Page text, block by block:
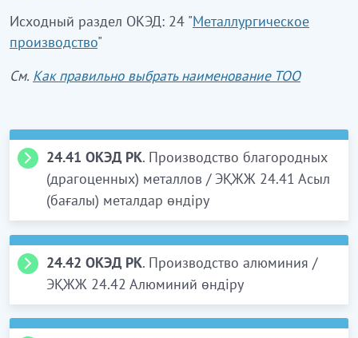
Исходный раздел ОКЭД: 24 "Металлургическое
производство"
См. Как правильно выбрать наименование ТОО
24.41 ОКЭД РК. Производство благородных
(драгоценных) металлов / ЭҚЖЖ 24.41 Асыл
(бағалы) металдар өндіру
24.41.0Производство благородных
(драгоценных) металлов
Этот подклассвключает:
производство и очищение обработанных или
24.42 ОКЭД РК. Производство алюминия /
ЭҚЖЖ 24.42 Алюминий өндіру
24.42.0Производство алюминия